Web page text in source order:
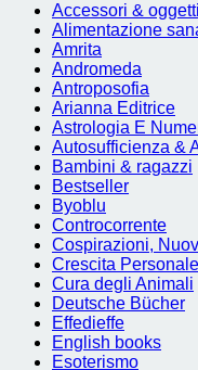
Accessori & oggetti
Alimentazione
Amrita
Andromeda
Antroposofia
Arianna Editrice
Astrologia E
Autosufficienza &
Bambini & ragazzi
Bestseller
Byoblu
Controcorrente
Cospirazioni,
Crescita Personale
Cura degli Animali
Deutsche Bücher
Effedieffe
English books
Esoterismo